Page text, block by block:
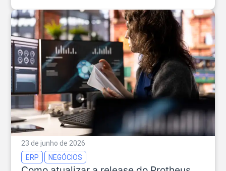
23 de junho de 2026
ERP
NEGÓCIOS